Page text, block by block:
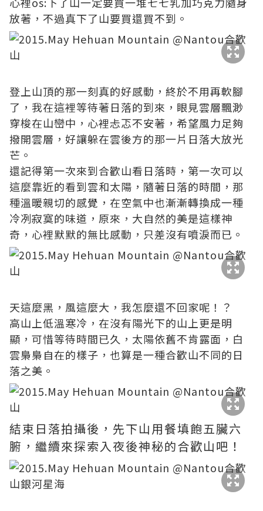
放著，不過真下了山要買還買不到。
登上山頂的那一刻真的好感動，終於不用再軟腳
了，我在這裡等待著日落的到來，眼見雲層飄渺
穿梭在山巒中，心裡忐忑不安著，希望風力足夠
撥開雲層，好讓躲在雲後方的那一片日落大放光
芒。
還記得第一次來到合歡山看日落時，第一次可以
這麼靠近的看到雲和太陽，隨著日落的時間，那
種溫暖親切的感覺，在空氣中也漸漸轉換成一種
冷冽寂寞的味道，原來，大自然的美是這樣神
奇，心裡默默的無比感動，只差沒有噴淚而已。
天這麼黑，風這麼大，我怎麼還不回家呢！？
高山上低溫寒冷，在沒有陽光下的山上更是明
顯，可惜等待時間已久，太陽依舊不肯露面，白
雲梟梟自在的樣子，也算是一種合歡山不同的日
落之美。
結束日落拍攝後，先下山用餐填飽五臟六
腑，繼續來探索入夜後神秘的合歡山吧！